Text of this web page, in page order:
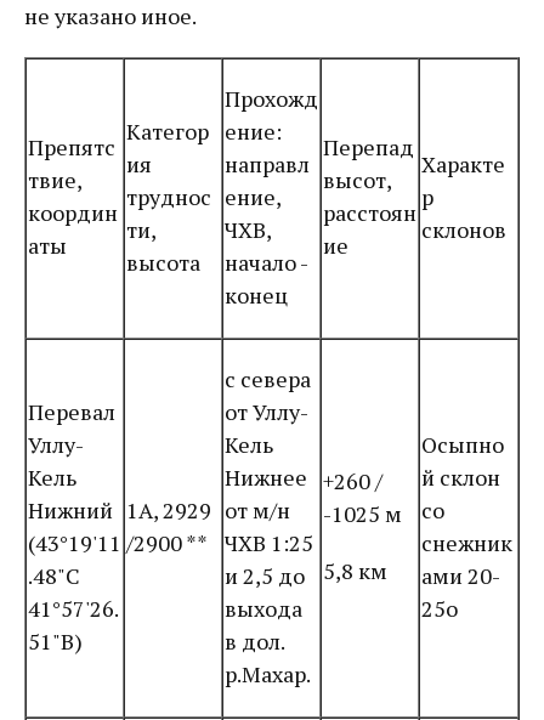
не указано иное.
Препятс
твие,
координ
аты
Категор
ия
труднос
ти,
высота
Прохожд
ение:
направл
ение,
ЧХВ,
начало -
конец
Перепад
высот,
расстоян
ие
Характе
р
склонов
Перевал
Уллу-
Кель
Нижний
(43°19'11
.48"С
41°57'26.
51"В)
1А, 2929
/2900 **
с севера
от Уллу-
Кель
Нижнее
от м/н
ЧХВ 1:25
и 2,5 до
выхода
в дол.
р.Махар.
+260 /
-1025 м
5,8 км
Осыпно
й склон
со
снежник
ами 20-
25о